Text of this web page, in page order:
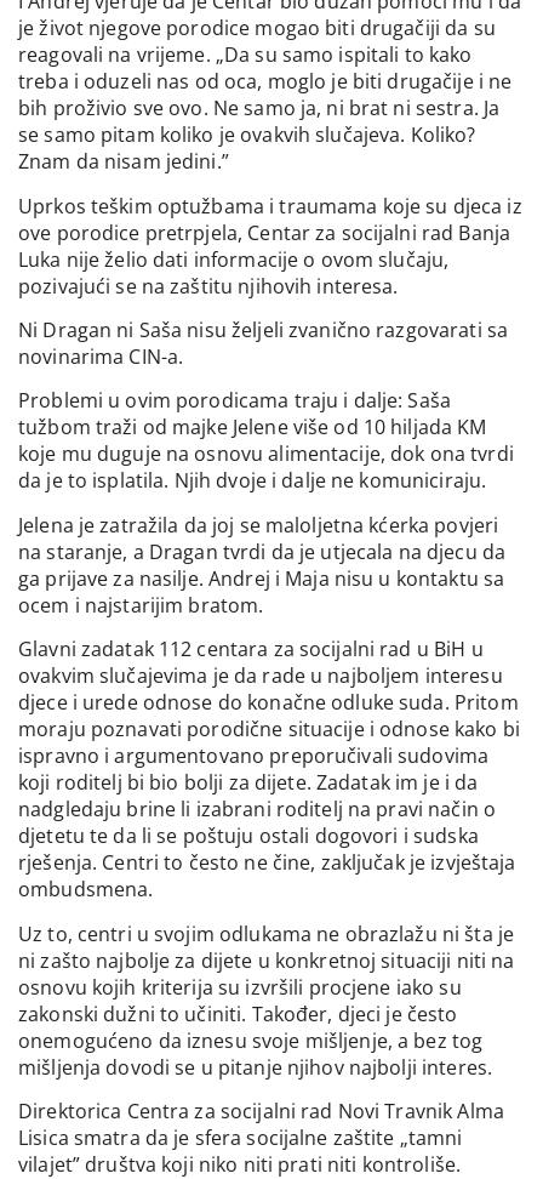
je život njegove porodice mogao biti drugačiji da su
reagovali na vrijeme. „Da su samo ispitali to kako
treba i oduzeli nas od oca, moglo je biti drugačije i ne
bih proživio sve ovo. Ne samo ja, ni brat ni sestra. Ja
se samo pitam koliko je ovakvih slučajeva. Koliko?
Znam da nisam jedini.”
Uprkos teškim optužbama i traumama koje su djeca iz
ove porodice pretrpjela, Centar za socijalni rad Banja
Luka nije želio dati informacije o ovom slučaju,
pozivajući se na zaštitu njihovih interesa.
Ni Dragan ni Saša nisu željeli zvanično razgovarati sa
novinarima CIN-a.
Problemi u ovim porodicama traju i dalje: Saša
tužbom traži od majke Jelene više od 10 hiljada KM
koje mu duguje na osnovu alimentacije, dok ona tvrdi
da je to isplatila. Njih dvoje i dalje ne komuniciraju.
Jelena je zatražila da joj se maloljetna kćerka povjeri
na staranje, a Dragan tvrdi da je utjecala na djecu da
ga prijave za nasilje. Andrej i Maja nisu u kontaktu sa
ocem i najstarijim bratom.
Glavni zadatak 112 centara za socijalni rad u BiH u
ovakvim slučajevima je da rade u najboljem interesu
djece i urede odnose do konačne odluke suda. Pritom
moraju poznavati porodične situacije i odnose kako bi
ispravno i argumentovano preporučivali sudovima
koji roditelj bi bio bolji za dijete. Zadatak im je i da
nadgledaju brine li izabrani roditelj na pravi način o
djetetu te da li se poštuju ostali dogovori i sudska
rješenja. Centri to često ne čine, zaključak je izvještaja
ombudsmena.
Uz to, centri u svojim odlukama ne obrazlažu ni šta je
ni zašto najbolje za dijete u konkretnoj situaciji niti na
osnovu kojih kriterija su izvršili procjene iako su
zakonski dužni to učiniti. Također, djeci je često
onemogućeno da iznesu svoje mišljenje, a bez tog
mišljenja dovodi se u pitanje njihov najbolji interes.
Direktorica Centra za socijalni rad Novi Travnik Alma
Lisica smatra da je sfera socijalne zaštite „tamni
vilajet” društva koji niko niti prati niti kontroliše.